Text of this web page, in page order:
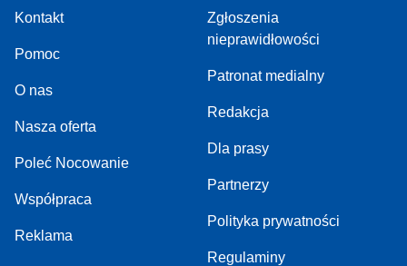
Kontakt
Pomoc
O nas
Nasza oferta
Poleć Nocowanie
Współpraca
Reklama
Zgłoszenia
nieprawidłowości
Patronat medialny
Redakcja
Dla prasy
Partnerzy
Polityka prywatności
Regulaminy